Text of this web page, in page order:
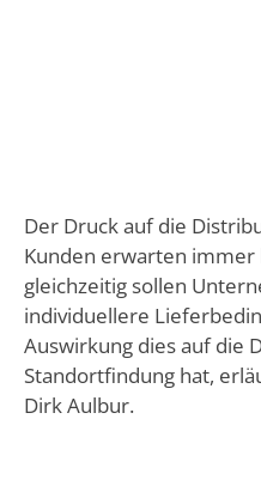
Der Druck auf die
Kunden erwarten
gleichzeitig sollen
individuellere
Auswirkung dies auf die
Standortfindung hat,
Dirk Aulbur.